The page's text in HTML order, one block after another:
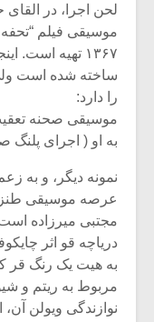
لحن اجرا، در
موسیقی فیلم “تحفه
۱۳۶۷ تهیه است.
ساخته شده است
را دارد:
موسیقی صحنه
به او ( اجرای پلنگ
نمونه دیگر، و به
عرصه موسیقی طنز
مجتبی میرزاده است
دریاچه قو اثر
به هیت یک رنگ قر
مربوط به ریتم و
نوازندگی ویولن آن،